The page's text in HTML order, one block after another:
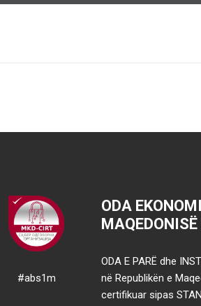
#abs1m
ODA
ODA E PARË dhe
në Republikën e
certifikuar sipas